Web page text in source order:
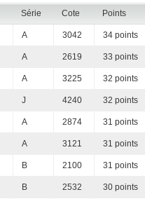
Série Cote Points
A 3042 34 points
A 2619 33 points
A 3225 32 points
J 4240 32 points
A 2874 31 points
A 3121 31 points
B 2100 31 points
B 2532 30 points